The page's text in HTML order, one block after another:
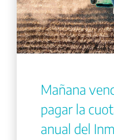
Mañana
pagar la
anual del